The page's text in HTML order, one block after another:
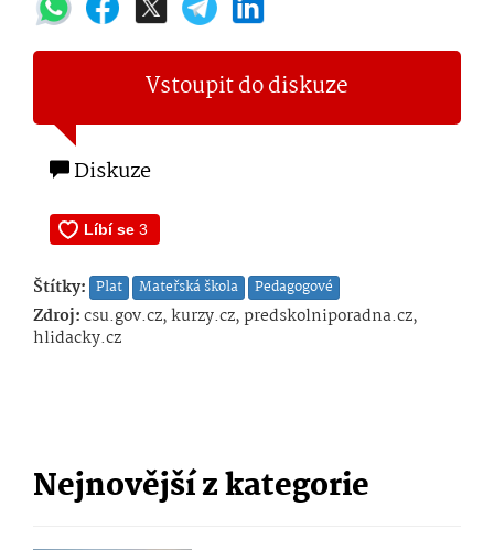
Vstoupit do diskuze
Diskuze
Štítky: Plat Mateřská škola Pedagogové
Zdroj:csu.gov.cz, kurzy.cz, predskolniporadna.cz,
hlidacky.cz
Nejnovější z kategorie